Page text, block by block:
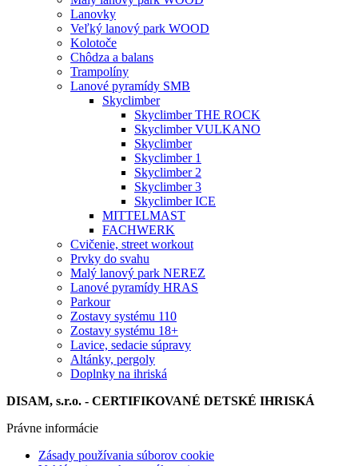
Lanovky
Veľký lanový park WOOD
Kolotoče
Chôdza a balans
Trampolíny
Lanové pyramídy SMB
Skyclimber
Skyclimber THE ROCK
Skyclimber VULKANO
Skyclimber
Skyclimber 1
Skyclimber 2
Skyclimber 3
Skyclimber ICE
MITTELMAST
FACHWERK
Cvičenie, street workout
Prvky do svahu
Malý lanový park NEREZ
Lanové pyramídy HRAS
Parkour
Zostavy systému 110
Zostavy systému 18+
Lavice, sedacie súpravy
Altánky, pergoly
Doplnky na ihriská
DISAM, s.r.o. - CERTIFIKOVANÉ DETSKÉ IHRISKÁ
Právne informácie
Zásady používania súborov cookie